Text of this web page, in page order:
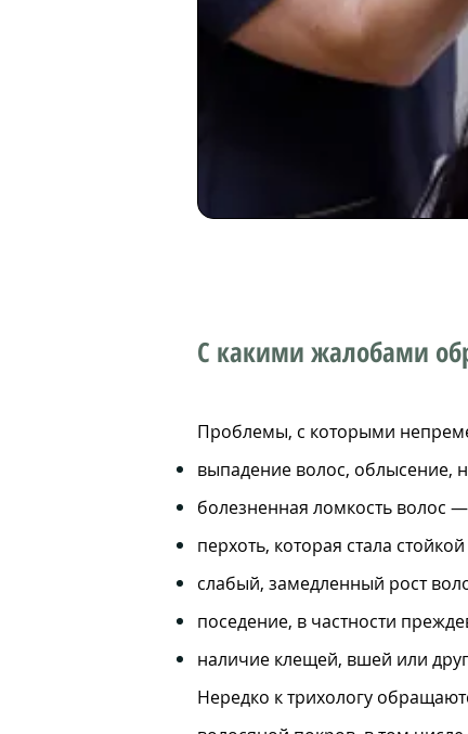
С какими жалобами
Проблемы, с которыми
выпадение волос, облысение,
болезненная ломкость волос
перхоть, которая стала
слабый, замедленный рост
поседение, в частности
наличие клещей, вшей или
Нередко к трихологу